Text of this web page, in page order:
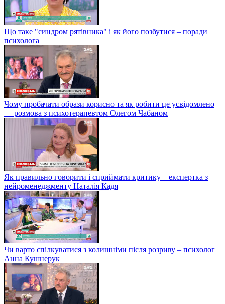
Що таке "синдром рятівника" і як його позбутися – поради
психолога
Чому пробачати образи корисно та як робити це усвідомлено
— розмова з психотерапевтом Олегом Чабаном
Як правильно говорити і сприймати критику – експертка з
нейроменеджменту Наталія Кадя
Чи варто спілкуватися з колишніми після розриву – психолог
Анна Кушнерук